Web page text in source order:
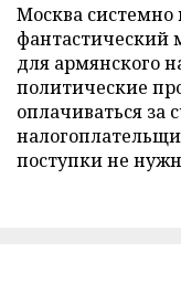
Москва системно
фантастический
для армянского
политические
оплачиваться за
поступки не